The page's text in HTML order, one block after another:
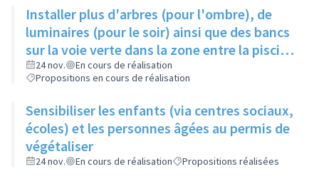
Installer plus d'arbres (pour l'ombre), de
luminaires (pour le soir) ainsi que des bancs
sur la voie verte dans la zone entre la piscine
et la rue de l'Industrie
24 nov.
En cours de réalisation
Propositions en cours de réalisation
Sensibiliser les enfants (via centres sociaux,
écoles) et les personnes âgées au permis de
végétaliser
24 nov. En cours de réalisation Propositions réalisées